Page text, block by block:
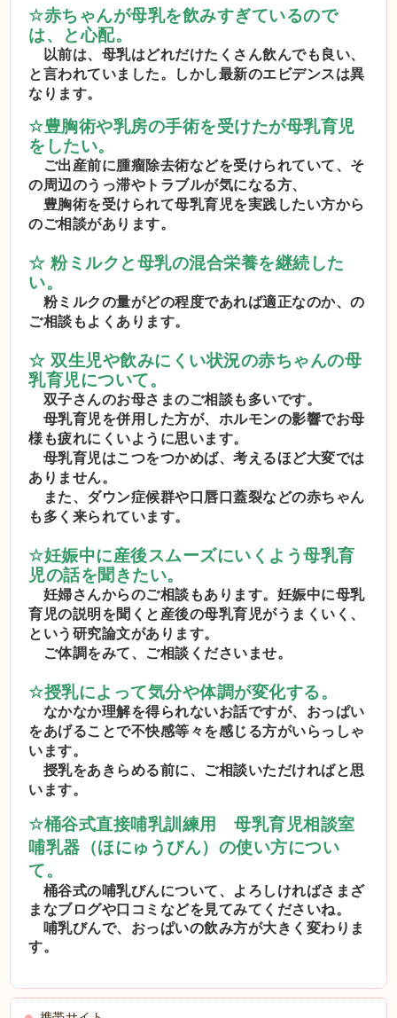
☆赤ちゃんが母乳を飲みすぎているので
は、と心配。
以前は、母乳はどれだけたくさん飲んでも良い、
と言われていました。しかし最新のエビデンスは異
なります。
☆豊胸術や乳房の手術を受けたが母乳育児
をしたい。
ご出産前に腫瘤除去術などを受けられていて、そ
の周辺のうっ滞やトラブルが気になる方、
豊胸術を受けられて母乳育児を実践したい方から
のご相談があります。
☆ 粉ミルクと母乳の混合栄養を継続した
い。
粉ミルクの量がどの程度であれば適正なのか、の
ご相談もよくあります。
☆ 双生児や飲みにくい状況の赤ちゃんの母
乳育児について。
双子さんのお母さまのご相談も多いです。
母乳育児を併用した方が、ホルモンの影響でお母
様も疲れにくいように思います。
母乳育児はこつをつかめば、考えるほど大変では
ありません。
また、ダウン症候群や口唇口蓋裂などの赤ちゃん
も多く来られています。
☆妊娠中に産後スムーズにいくよう母乳育
児の話を聞きたい。
妊婦さんからのご相談もあります。妊娠中に母乳
育児の説明を聞くと産後の母乳育児がうまくいく、
という研究論文があります。
ご体調をみて、ご相談くださいませ。
☆授乳によって気分や体調が変化する。
なかなか理解を得られないお話ですが、おっぱい
をあげることで不快感等々を感じる方がいらっしゃ
います。
授乳をあきらめる前に、ご相談いただければと思
います。
☆桶谷式直接哺乳訓練用 母乳育児相談室
哺乳器（ほにゅうびん）の使い方につい
て。
桶谷式の哺乳びんについて、よろしければさまざ
まなブログや口コミなどを見てみてくださいね。
哺乳びんで、おっぱいの飲み方が大きく変わりま
す。